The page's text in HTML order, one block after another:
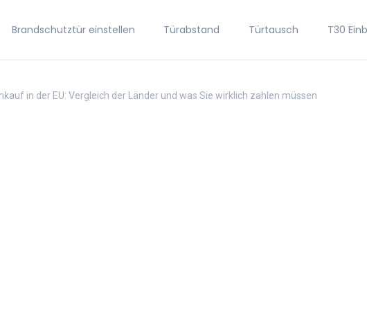
Brandschutztür einstellen Türabstand Türtausch T30
in der EU: Vergleich der Länder und was Sie wirklich zahlen müssen